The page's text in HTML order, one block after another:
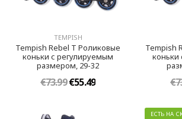
TEMPISH
Tempish Rebel T Роликовые
коньки с регулируемым
размером, 29-32
€73.99€55.49
Tempish
коньки
ЕСТЬ НА